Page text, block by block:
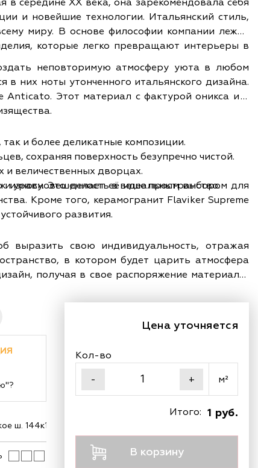
середине XX века, она зарекомендовала себя
и новейшие технологии. Итальянский стиль,
миру. В основе философии компании лежит
которые легко превращают интерьеры в
неповторимую атмосферу уюта в любом
них ноты утонченного итальянского дизайна.
Anticato. Этот материал с фактурой оникса и в
и более деликатные композиции.
сохраняя поверхность безупречно чистой.
величественных дворцах.
и уравновешенность в ваше пространство.
износу. Это делает её идеальным выбором для
Кроме того, керамогранит Flaviker Supreme
развития.
выразить свою индивидуальность, отражая
в котором будет царить атмосфера
интерьера, подчеркивая его уникальность и
ш. 144к1
Цена уточняется
Кол-во
-
+ м²
1 руб.
Итого:
В корзину